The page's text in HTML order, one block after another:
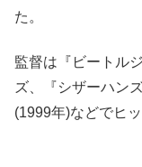
た。
監督は『ビートル
ズ、『シザーハン
(1999年)などでヒ